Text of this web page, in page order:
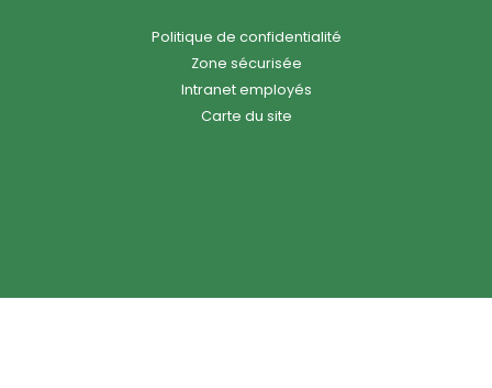
Politique de confidentialité
Zone sécurisée
Intranet employés
Carte du site